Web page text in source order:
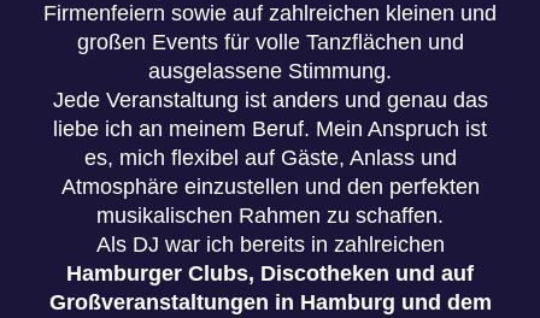
Firmenfeiern sowie auf zahlreichen kleinen und
großen Events für volle Tanzflächen und
ausgelassene Stimmung.
Jede Veranstaltung ist anders und genau das
liebe ich an meinem Beruf. Mein Anspruch ist
es, mich flexibel auf Gäste, Anlass und
Atmosphäre einzustellen und den perfekten
musikalischen Rahmen zu schaffen.
Als DJ war ich bereits in zahlreichen
Hamburger Clubs, Discotheken und auf
Großveranstaltungen in Hamburg und dem